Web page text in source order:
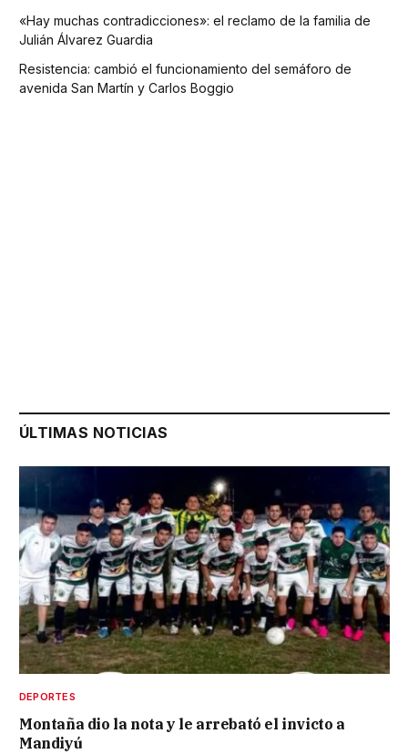
«Hay muchas contradicciones»: el reclamo de la familia de
Julián Álvarez Guardia
Resistencia: cambió el funcionamiento del semáforo de
avenida San Martín y Carlos Boggio
ÚLTIMAS NOTICIAS
DEPORTES
Montaña dio la nota y le arrebató el invicto a
Mandiyú